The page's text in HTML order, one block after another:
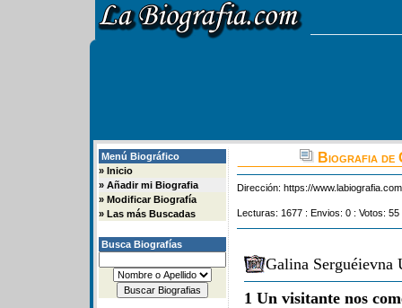
Menú Biográfico
» Inicio
» Añadir mi Biografia
» Modificar Biografía
» Las más Buscadas
Busca Biografías
Biografia de
Dirección: https://
Lecturas: 1677 : Envios: 0 : Votos:
Galina Serguéievna
1 Un visitante nos